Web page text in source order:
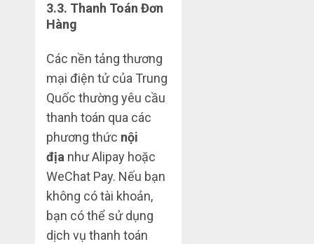
3.3. Thanh Toán Đơn
Hàng
Các nền tảng thương
mại điện tử của Trung
Quốc thường yêu cầu
thanh toán qua các
phương thức nội
địa như Alipay hoặc
WeChat Pay. Nếu bạn
không có tài khoản,
bạn có thể sử dụng
dịch vụ thanh toán